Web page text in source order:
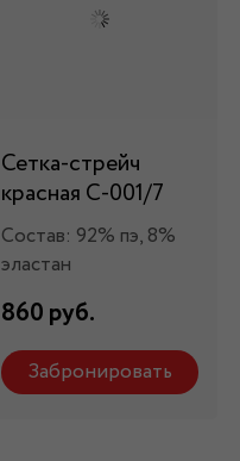
Сетка-стрейч
красная С-001/7
Состав: 92% пэ, 8%
эластан
860 руб.
Забронировать